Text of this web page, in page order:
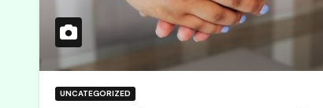
UNCATEGORIZED